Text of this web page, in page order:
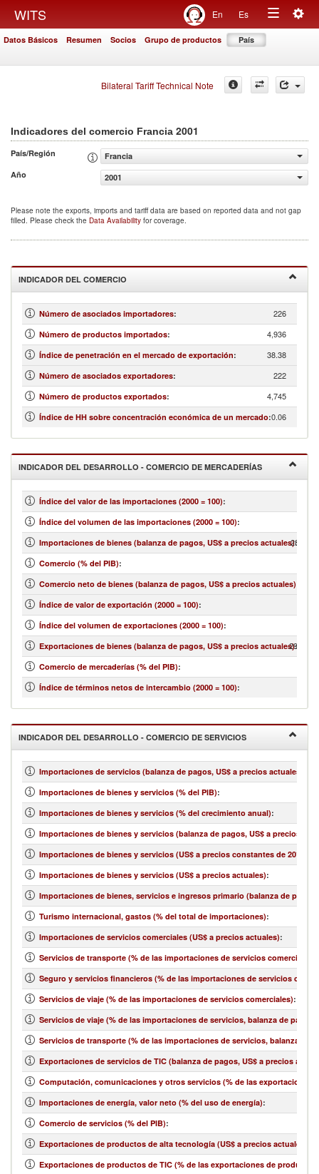
WITS En Es
Toggle
Datos Básicos Resumen Socios Grupo de productos País
Bilateral Tariff Technical Note
Indicadores del comercio Francia 2001
País/Región
Francia
Año
2001
Please note the exports, imports and tariff data are based on reported data and not gap
filled. Please check the Data Availability for coverage.
INDICADOR DEL COMERCIO
Número de asociados importadores: 226
Número de productos importados: 4,936
Índice de penetración en el mercado de exportación: 38.38
Número de asociados exportadores: 222
Número de productos exportados: 4,745
Índice de HH sobre concentración económica de un mercado:0.06
INDICADOR DEL DESARROLLO - COMERCIO DE MERCADERÍAS
Índice del valor de las importaciones (2000 = 100):
Índice del volumen de las importaciones (2000 = 100):
Importaciones de bienes (balanza de pagos, US$ a precios actuales):
Comercio (% del PIB):
Comercio neto de bienes (balanza de pagos, US$ a precios actuales)
Índice de valor de exportación (2000 = 100):
Índice del volumen de exportaciones (2000 = 100):
Exportaciones de bienes (balanza de pagos, US$ a precios actuales):
Comercio de mercaderías (% del PIB):
Índice de términos netos de intercambio (2000 = 100):
INDICADOR DEL DESARROLLO - COMERCIO DE SERVICIOS
Importaciones de servicios (balanza de pagos, US$ a precios actuales)
Importaciones de bienes y servicios (% del PIB):
Importaciones de bienes y servicios (% del crecimiento anual):
Importaciones de bienes y servicios (balanza de pagos, US$ a precios
Importaciones de bienes y servicios (US$ a precios constantes de 2010)
Importaciones de bienes y servicios (US$ a precios actuales):
Importaciones de bienes, servicios e ingresos primario (balanza de
Turismo internacional, gastos (% del total de importaciones):
Importaciones de servicios comerciales (US$ a precios actuales):
Servicios de transporte (% de las importaciones de servicios comerciales)
Seguro y servicios financieros (% de las importaciones de servicios
Servicios de viaje (% de las importaciones de servicios comerciales):
Servicios de viaje (% de las importaciones de servicios, balanza de pagos)
Servicios de transporte (% de las importaciones de servicios, balanza de
Exportaciones de servicios de TIC (balanza de pagos, US$ a precios
Computación, comunicaciones y otros servicios (% de las exportaciones
Importaciones de energía, valor neto (% del uso de energía):
Comercio de servicios (% del PIB):
Exportaciones de productos de alta tecnología (US$ a precios actuales)
Exportaciones de productos de TIC (% de las exportaciones de productos)